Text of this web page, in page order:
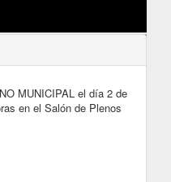
MUNICIPAL el día 2 de
en el Salón de Plenos